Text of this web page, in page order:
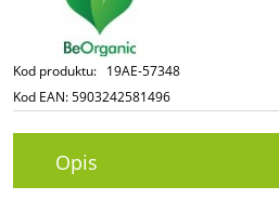
Kod produktu: 19AE-57348
Kod EAN:5903242581496
Opis